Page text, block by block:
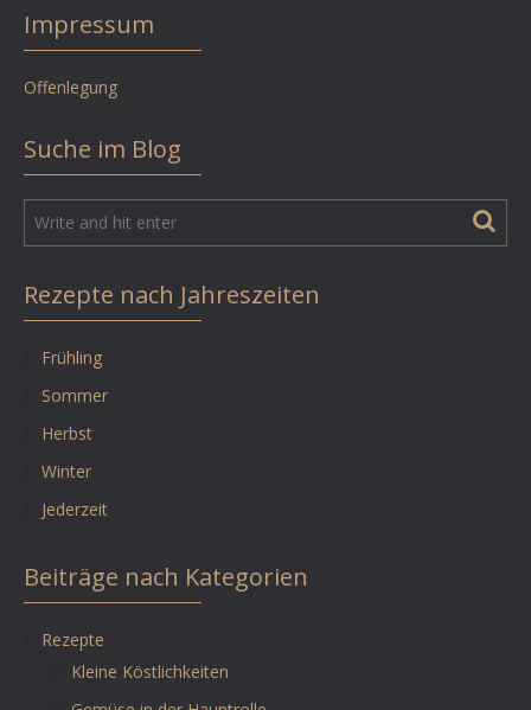
Impressum
Offenlegung
Suche im Blog
Rezepte nach Jahreszeiten
Frühling
Sommer
Herbst
Winter
Jederzeit
Beiträge nach Kategorien
Rezepte
Kleine Köstlichkeiten